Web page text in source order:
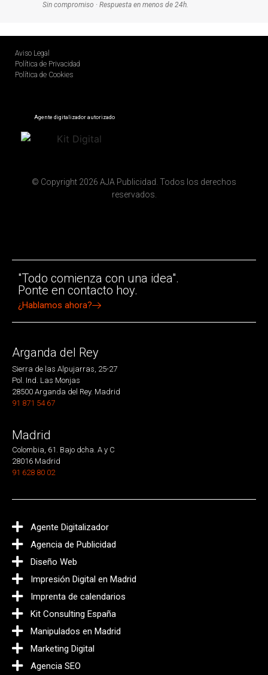
Sin compromiso · Respuesta en menos de 24h.
Aviso Legal
Política de Privacidad
Política de Cookies
Agente digitalizador autorizado
© Copyright 2026 AJA Publicidad. Todos los derechos
reservados.
"Todo comienza con una idea".
Ponte en contacto hoy.
¿Hablamos ahora?
Arganda del Rey
Sierra de las Alpujarras, 25-27
Pol. Ind. Las Monjas
28500 Arganda del Rey. Madrid
91 871 54 67
Madrid
Colombia, 61. Bajo dcha. A y C
28016 Madrid
91 628 80 02
Agente Digitalizador
Agencia de Publicidad
Diseño Web
Impresión Digital en Madrid
Imprenta de calendarios
Kit Consulting España
Manipulados en Madrid
Marketing Digital
Agencia SEO